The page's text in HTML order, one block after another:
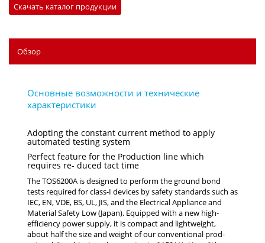
Скачать каталог продукции
Обзор
Adopting the constant current method to apply
automated testing system
Perfect feature for the Production line which
requires re- duced tact time